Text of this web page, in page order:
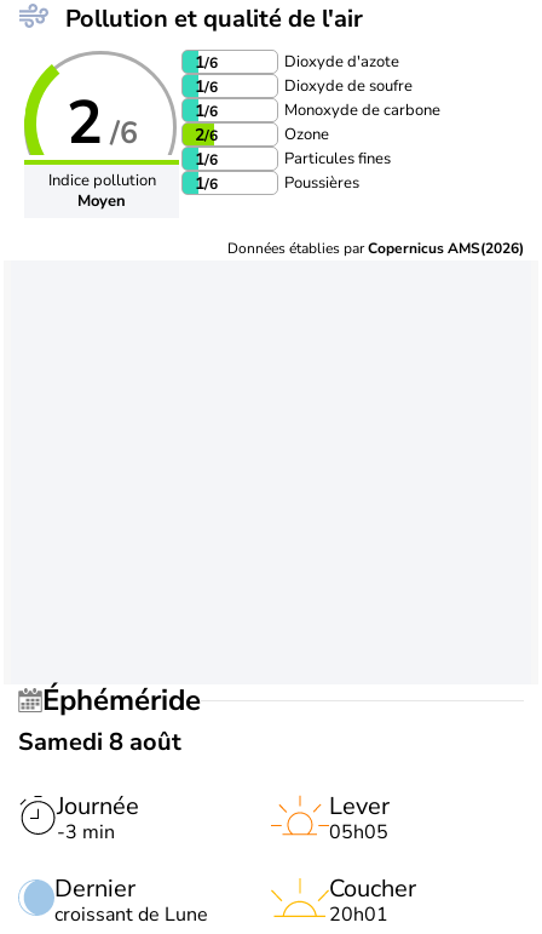
Pollution et qualité de l'air
2 /6
Indice pollution
Moyen
1/6 Dioxyde d'azote
1/6 Dioxyde de soufre
1/6 Monoxyde de carbone
2/6 Ozone
1/6 Particules fines
1/6 Poussières
Données établies parCopernicus AMS(2026)
Éphéméride
Samedi 8 août
Journée
-3 min
Dernier
croissant de Lune
Lever
05h05
Coucher
20h01